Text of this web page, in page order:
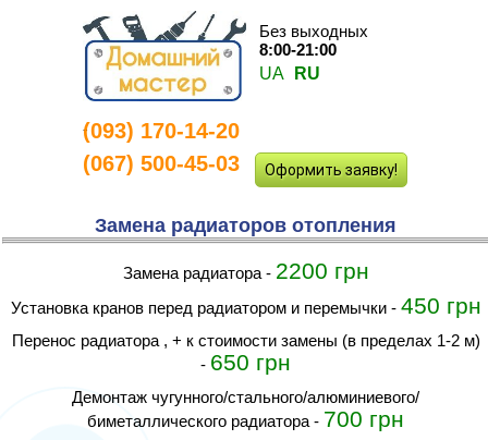
-
Без выходных
8:00-21:00
UA
RU
(093) 170-14-20
(067) 500-45-03
Оформить заявку!
Замена радиаторов отопления
Замена радиатора - 2200 грн
установка кранов перед радиатором и перемычки - 450 грн
перенос радиатора , + к стоимости замены (в пределах 1-2 м)
- 650 грн
демонтаж чугунного/стального/алюминиевого/
биметаллического радиатора - 700 грн